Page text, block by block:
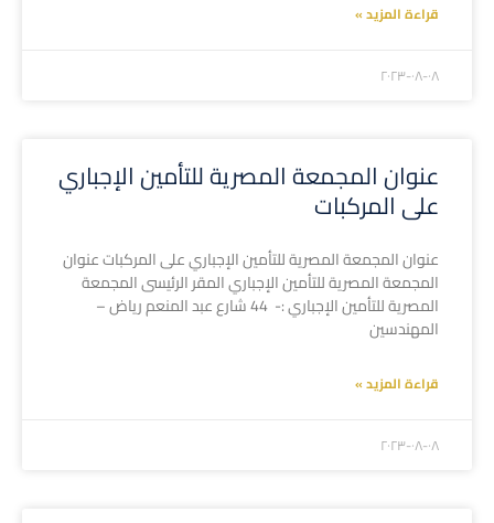
قراءة المزيد »
۲۰۲۳-۰۸-۰۸
عنوان المجمعة المصرية للتأمين الإجباري
على المركبات
عنوان المجمعة المصرية للتأمين الإجباري على المركبات عنوان
المجمعة المصرية للتأمين الإجباري المقر الرئيسى المجمعة
المصرية للتأمين الإجباري :- 44 شارع عبد المنعم رياض –
المهندسين
قراءة المزيد »
۲۰۲۳-۰۸-۰۸